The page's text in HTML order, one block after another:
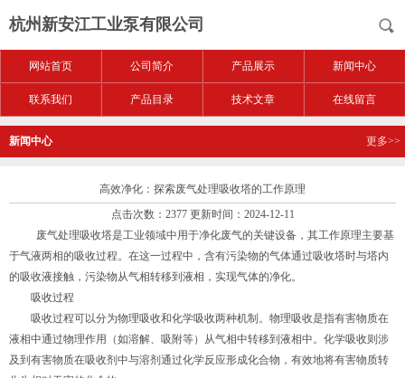
杭州新安江工业泵有限公司
网站首页 公司简介 产品展示 新闻中心
联系我们 产品目录 技术文章 在线留言
新闻中心 更多>>
高效净化：探索废气处理吸收塔的工作原理
点击次数：2377 更新时间：2024-12-11
废气处理吸收塔是工业领域中用于净化废气的关键设备，其工作原理主要基
于气液两相的吸收过程。在这一过程中，含有污染物的气体通过吸收塔时与塔内
的吸收液接触，污染物从气相转移到液相，实现气体的净化。
吸收过程
吸收过程可以分为物理吸收和化学吸收两种机制。物理吸收是指有害物质在
液相中通过物理作用（如溶解、吸附等）从气相中转移到液相中。化学吸收则涉
及到有害物质在吸收剂中与溶剂通过化学反应形成化合物，有效地将有害物质转